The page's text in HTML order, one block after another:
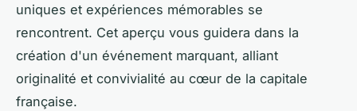
uniques et expériences mémorables se
rencontrent. Cet aperçu vous guidera dans la
création d'un événement marquant, alliant
originalité et convivialité au cœur de la capitale
française.